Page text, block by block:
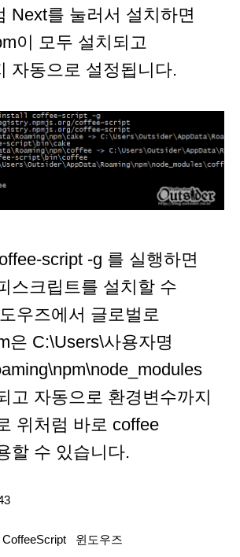
Next를 눌러서 설치하면
이 모두 설치되고
자동으로 설정됩니다.
script -g 를 실행하면
스크립트를 설치할 수
우즈에서 글로벌로
은 C:\Users\사용자명
고 자동으로 환경변수까지
위처럼 바로 coffee
할 수 있습니다.
CoffeeScript 윈도우즈